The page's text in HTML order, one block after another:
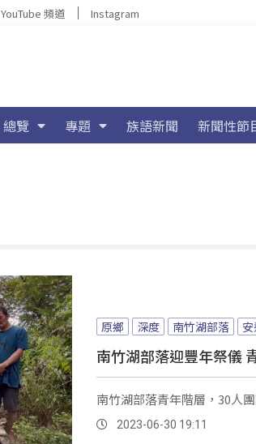
YouTube 頻道 Instagram
總覽 專題 族語新聞 新聞性節
原鄉 深度 南竹湖部落
南竹湖部落迎豐年祭儀
南竹湖部落青年階層，30人
2023-06-30 19:11